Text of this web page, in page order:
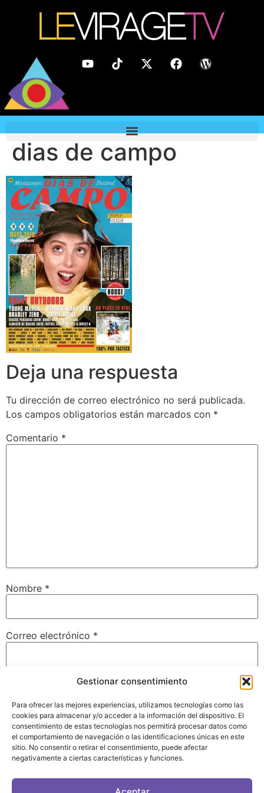
Gestionar consentimiento
Para ofrecer las mejores experiencias, utilizamos tecnologías como las
cookies para almacenar y/o acceder a la información del dispositivo. El
consentimiento de estas tecnologías nos permitirá procesar datos como
el comportamiento de navegación o las identificaciones únicas en este
sitio. No consentir o retirar el consentimiento, puede afectar
negativamente a ciertas características y funciones.
dias de campo
Deja una respuesta
Tu dirección de correo electrónico no será publicada.
Los campos obligatorios están marcados con *
Comentario *
Nombre *
Correo electrónico *
Guarda mi nombre, correo electrónico y web en este
navegador para la próxima vez que comente.